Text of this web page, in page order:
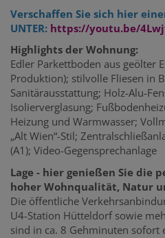
Verschaffen Sie sich hier
UNTER: https://youtu.be/
Highlights der Wohnung:
Edler Parkettboden aus geölter
Produktion); stilvolle Fliesen in
Sanitärausstattung; Holz-Alu-
Isolierverglasung;
Heizung und Warmwasser;
„Alt Wien“-Stil;
(A1); Video-Gegensprechanlage
Lage - hier genießen Sie die
hoher Wohnqualität, Natur
Die öffentliche
U4-Station Hütteldorf sowie
sind in ca. 8 Gehminuten